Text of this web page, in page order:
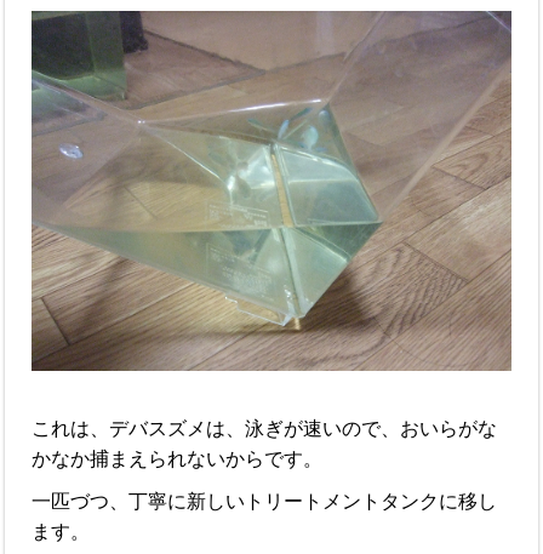
これは、デバスズメは、泳ぎが速いので、おいらがな
かなか捕まえられないからです。
一匹づつ、丁寧に新しいトリートメントタンクに移し
ます。